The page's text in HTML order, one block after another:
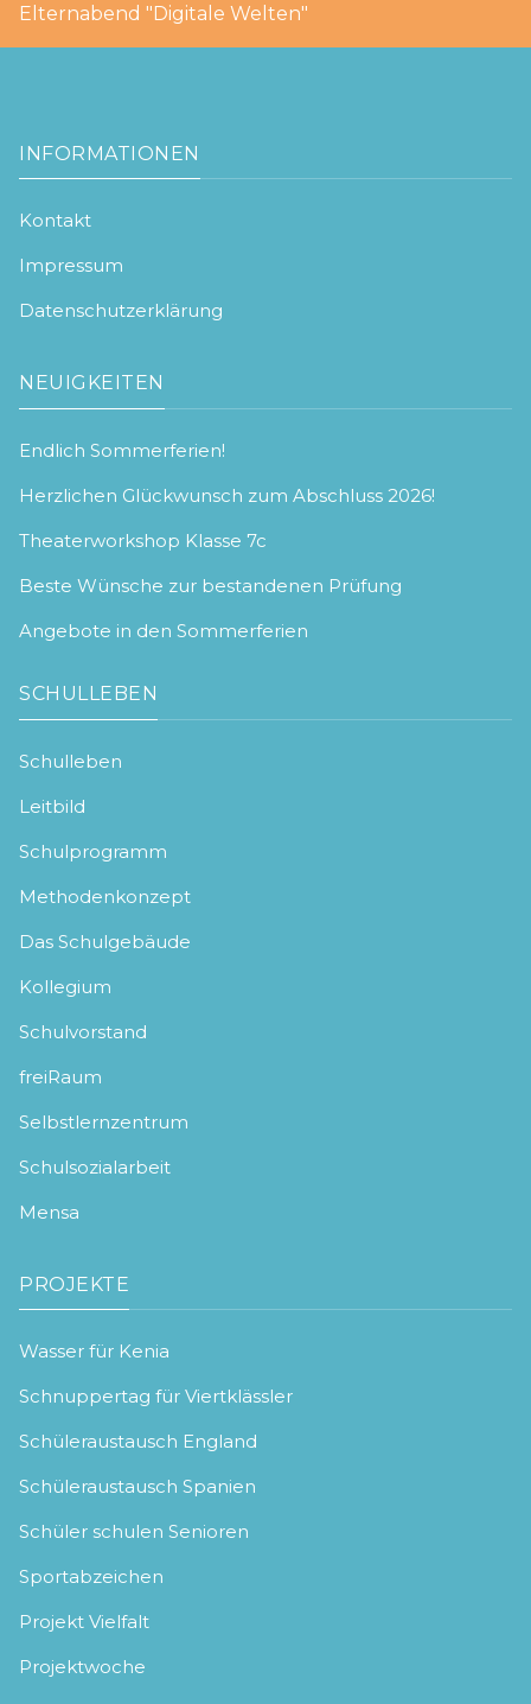
Elternabend "Digitale Welten"
INFORMATIONEN
Kontakt
Impressum
Datenschutzerklärung
NEUIGKEITEN
Endlich Sommerferien!
Herzlichen Glückwunsch zum Abschluss 2026!
Theaterworkshop Klasse 7c
Beste Wünsche zur bestandenen Prüfung
Angebote in den Sommerferien
SCHULLEBEN
Schulleben
Leitbild
Schulprogramm
Methodenkonzept
Das Schulgebäude
Kollegium
Schulvorstand
freiRaum
Selbstlernzentrum
Schulsozialarbeit
Mensa
PROJEKTE
Wasser für Kenia
Schnuppertag für Viertklässler
Schüleraustausch England
Schüleraustausch Spanien
Schüler schulen Senioren
Sportabzeichen
Projekt Vielfalt
Projektwoche